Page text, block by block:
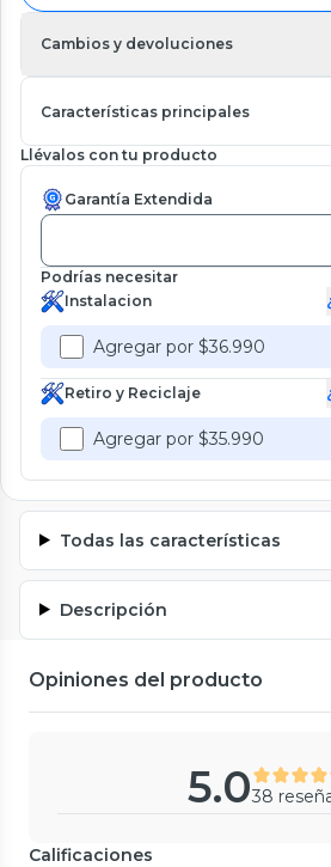
Cambios y devoluciones
Características principales
Llévalos con tu producto
Garantía Extendida
Podrías necesitar
Instalacion
Agregar por $36.990
Retiro y Reciclaje
Agregar por $35.990
Todas las características
Descripción
Opiniones del producto
5.038
Calificaciones